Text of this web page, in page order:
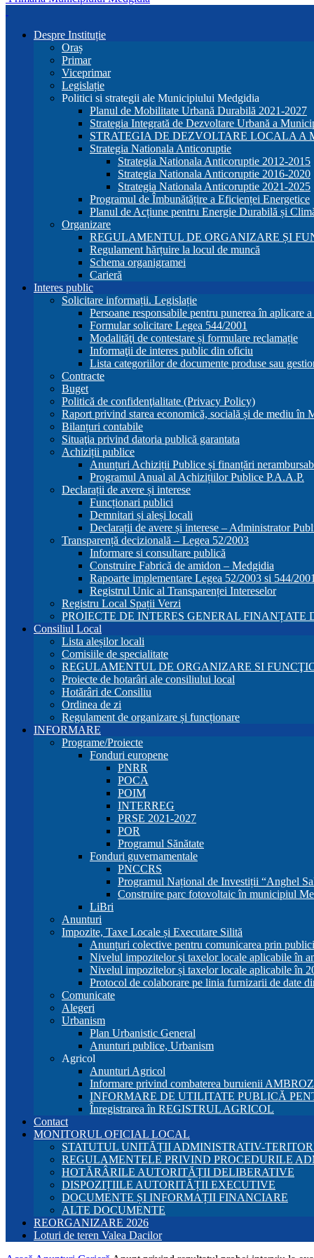
Despre Instituție
Oraș
Primar
Viceprimar
Legislație
Politici si strategii ale Municipiului Medgidia
Planul de Mobilitate Urbană Durabilă 2021-2027
Strategia Integrată de Dezvoltare Urbană a
STRATEGIA DE DEZVOLTARE LOCALA A
Strategia Nationala Anticoruptie
Strategia Nationala Anticoruptie 2012-2015
Strategia Nationala Anticoruptie 2016-2020
Strategia Nationala Anticoruptie 2021-2025
Programul de Îmbunătățire a Eficienței Energetice
Planul de Acțiune pentru Energie Durabilă și
Organizare
REGULAMENTUL DE ORGANIZARE ȘI
Regulament hărțuire la locul de muncă
Schema organigramei
Carieră
Interes public
Solicitare informații. Legislație
Persoane responsabile pentru punerea în aplicare
Formular solicitare Legea 544/2001
Modalităţi de contestare și formulare reclamație
Informaţii de interes public din oficiu
Lista categoriilor de documente produse sau
Contracte
Buget
Politică de confidenţialitate (Privacy Policy)
Raport privind starea economică, socială și de mediu în
Bilanțuri contabile
Situaţia privind datoria publică garantata
Achiziții publice
Anunțuri Achiziții Publice și finanțări
Programul Anual al Achizițiilor Publice P.A.A.P.
Declarații de avere și interese
Funcționari publici
Demnitari și aleși locali
Declarații de avere și interese – Administrator
Transparență decizională – Legea 52/2003
Informare si consultare publică
Construire Fabrică de amidon – Medgidia
Rapoarte implementare Legea 52/2003 si 544/2001
Registrul Unic al Transparenței Intereselor
Registru Local Spații Verzi
PROIECTE DE INTERES GENERAL
Consiliul Local
Lista aleșilor locali
Comisiile de specialitate
REGULAMENTUL DE ORGANIZARE SI
Proiecte de hotarâri ale consiliului local
Hotărâri de Consiliu
Ordinea de zi
Regulament de organizare și funcționare
INFORMARE
Programe/Proiecte
Fonduri europene
PNRR
POCA
POIM
INTERREG
PRSE 2021-2027
POR
Programul Sănătate
Fonduri guvernamentale
PNCCRS
Programul Național de Investiții “Anghel
Construire parc fotovoltaic în municipiul
LiBri
Anunturi
Impozite, Taxe Locale și Executare Silită
Anunțuri colective pentru comunicarea prin
Nivelul impozitelor și taxelor locale aplicabile în
Nivelul impozitelor și taxelor locale aplicabile în
Protocol de colaborare pe linia furnizarii de date
Comunicate
Alegeri
Urbanism
Plan Urbanistic General
Anunturi publice, Urbanism
Agricol
Anunturi Agricol
Informare privind combaterea buruienii
INFORMARE DE UTILITATE PUBLICĂ
Înregistrarea în REGISTRUL AGRICOL
Contact
MONITORUL OFICIAL LOCAL
STATUTUL UNITĂȚII ADMINISTRATIV-
REGULAMENTELE PRIVIND PROCEDURILE
HOTĂRÂRILE AUTORITĂȚII DELIBERATIVE
DISPOZIȚIILE AUTORITĂȚII EXECUTIVE
DOCUMENTE ȘI INFORMAȚII FINANCIARE
ALTE DOCUMENTE
REORGANIZARE 2026
Loturi de teren Valea Dacilor